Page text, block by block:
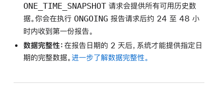
ONE_TIME_SNAPSHOT 请求会提供所有可用历史数
据。你会在执行 ONGOING 报告请求后约 24 至 48 小
时内收到第一份报告。
数据完整性： 在报告日期的 2 天后，系统才能提供指定日
期的完整数据。 进一步了解数据完整性。